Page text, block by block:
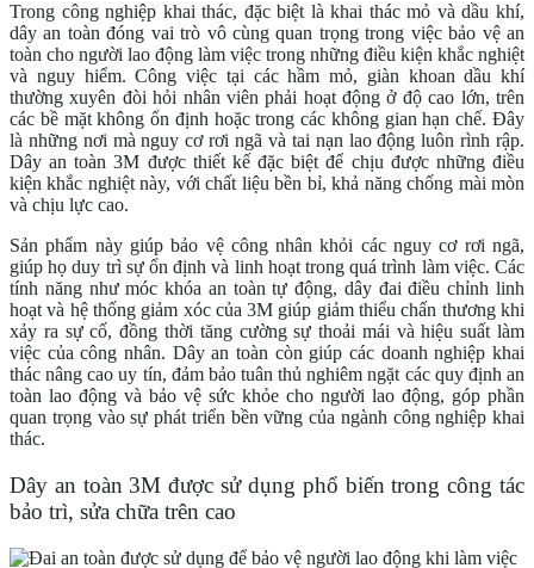
Trong công nghiệp khai thác, đặc biệt là khai thác mỏ và dầu khí,
dây an toàn đóng vai trò vô cùng quan trọng trong việc bảo vệ an
toàn cho người lao động làm việc trong những điều kiện khắc nghiệt
và nguy hiểm. Công việc tại các hầm mỏ, giàn khoan dầu khí
thường xuyên đòi hỏi nhân viên phải hoạt động ở độ cao lớn, trên
các bề mặt không ổn định hoặc trong các không gian hạn chế. Đây
là những nơi mà nguy cơ rơi ngã và tai nạn lao động luôn rình rập.
Dây an toàn 3M được thiết kế đặc biệt để chịu được những điều
kiện khắc nghiệt này, với chất liệu bền bỉ, khả năng chống mài mòn
và chịu lực cao.
Sản phẩm này giúp bảo vệ công nhân khỏi các nguy cơ rơi ngã,
giúp họ duy trì sự ổn định và linh hoạt trong quá trình làm việc. Các
tính năng như móc khóa an toàn tự động, dây đai điều chỉnh linh
hoạt và hệ thống giảm xóc của 3M giúp giảm thiểu chấn thương khi
xảy ra sự cố, đồng thời tăng cường sự thoải mái và hiệu suất làm
việc của công nhân. Dây an toàn còn giúp các doanh nghiệp khai
thác nâng cao uy tín, đảm bảo tuân thủ nghiêm ngặt các quy định an
toàn lao động và bảo vệ sức khỏe cho người lao động, góp phần
quan trọng vào sự phát triển bền vững của ngành công nghiệp khai
thác.
Dây an toàn 3M được sử dụng phổ biến trong công tác
bảo trì, sửa chữa trên cao